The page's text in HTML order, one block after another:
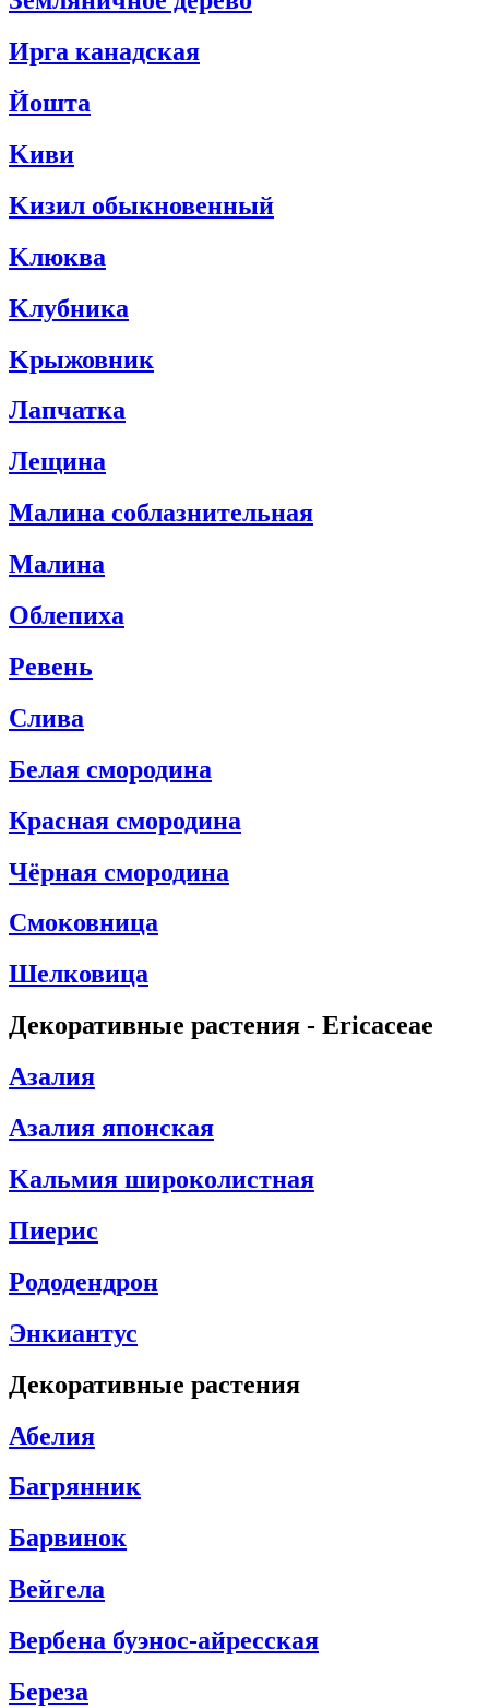
Ирга канадская
Йошта
Kиви
Kизил обыкновенный
Kлюква
Kлубника
Kрыжовник
Лапчатка
Лещина
Mалина соблазнительная
Mалина
Облепиха
Ревень
Слива
Белая смородина
Красная смородина
Чёрная смородина
Cмоковница
Шелковица
Декоративные растения - Ericaceae
Aзалия
Азалия японская
Kальмия широколистная
Пиерис
Pододендрон
Энкиантус
Декоративные растения
Абелия
Багрянник
Барвинок
Вейгела
Вербена буэнос-айресская
Береза